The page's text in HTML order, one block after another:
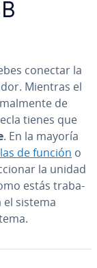
conectar la
Mientras el
de
tienes que
. En la mayoría
de función o
la unidad
estás tra­ba­
sistema